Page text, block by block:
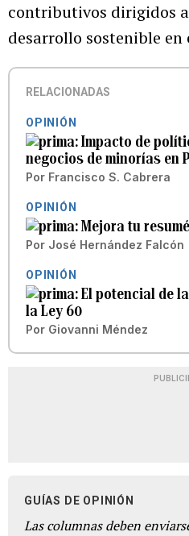
contributivos dirigidos
desarrollo sostenible en
RELACIONADAS
OPINIÓN
Impacto de
negocios de minorías en
Por Francisco S. Cabrera
OPINIÓN
Mejora tu
Por José Hernández Falcón
OPINIÓN
El potencial de
la Ley 60
Por Giovanni Méndez
GUÍAS DE OPINIÓN
Las columnas deben